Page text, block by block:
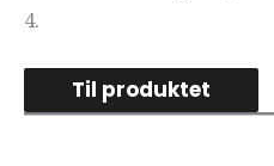
4.
Til produktet